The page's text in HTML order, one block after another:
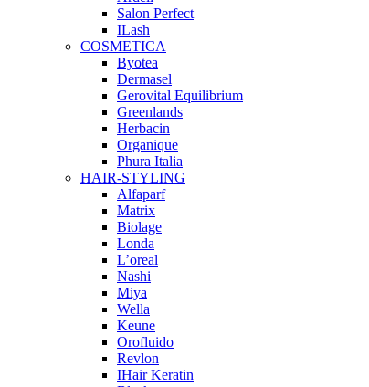
Salon Perfect
ILash
COSMETICA
Byotea
Dermasel
Gerovital Equilibrium
Greenlands
Herbacin
Organique
Phura Italia
HAIR-STYLING
Alfaparf
Matrix
Biolage
Londa
L’oreal
Nashi
Miya
Wella
Keune
Orofluido
Revlon
IHair Keratin